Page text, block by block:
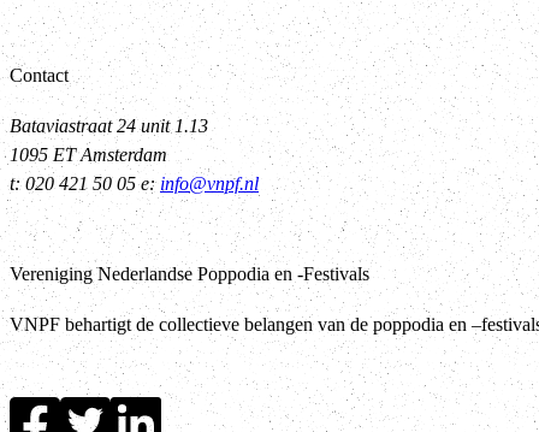
Contact
Bataviastraat 24 unit 1.13
1095 ET Amsterdam
t: 020 421 50 05 e: info@vnpf.nl
Vereniging Nederlandse Poppodia en -Festivals
VNPF behartigt de collectieve belangen van de poppodia en